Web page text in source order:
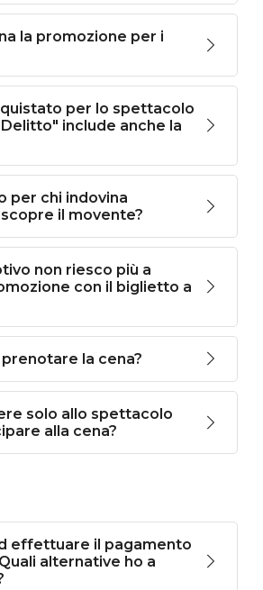
la promozione per i
per lo spettacolo
include anche la
per chi indovina
il movente?
non riesco più a
con il biglietto a
la cena?
solo allo spettacolo
alla cena?
effettuare il pagamento
alternative ho a